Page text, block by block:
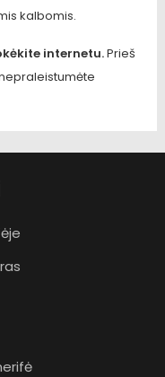
kalbomis.
internetu.Prieš